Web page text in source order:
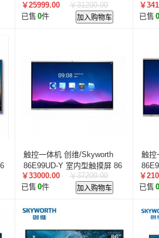
小篆 麟云 艾特网能 科视
16:9 256g 8G 红外
￥25999.00
￥31200.00
已售 0件 加入购物车
16:9
￥
已售 0
触控一体机 创维/Skyworth
86E99UD-Y 室内型触摸屏 86
16:9 16G 2G 电容
￥33000.00
￥37200.00
已售 0件 加入购物车
触控
16:9
￥
已售 0